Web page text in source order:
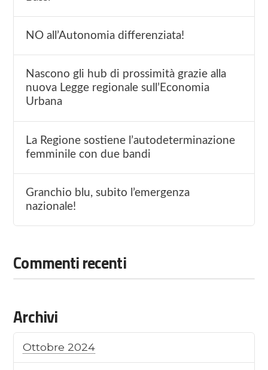
NO all’Autonomia differenziata!
Nascono gli hub di prossimità grazie alla
nuova Legge regionale sull’Economia
Urbana
La Regione sostiene l’autodeterminazione
femminile con due bandi
Granchio blu, subito l’emergenza
nazionale!
Commenti recenti
Archivi
Ottobre 2024